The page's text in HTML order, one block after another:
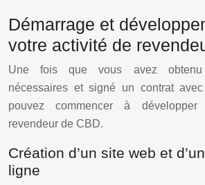
Démarrage et
votre activité de
Une fois que vous avez obtenu
nécessaires et signé un contrat
pouvez commencer à
revendeur de CBD.
Création d’un site web et
ligne